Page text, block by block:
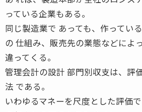
っている企業もある。
同じ製造業で あっても、作ってい
の 仕組み、販売先の業態などによ
違ってくる。
管理会計の設計 部門別収支は、評
法 である。
いわゆるマネーを尺度とした評価